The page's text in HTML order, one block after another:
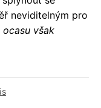
neviditelným pro
však